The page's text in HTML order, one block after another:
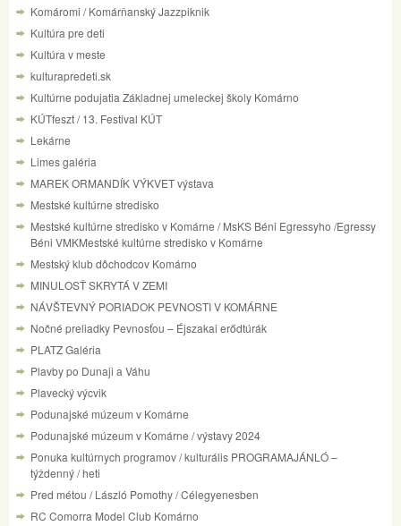
Komáromi / Komárňanský Jazzpiknik
Kultúra pre deti
Kultúra v meste
kulturapredeti.sk
Kultúrne podujatia Základnej umeleckej školy Komárno
KÚTfeszt / 13. Festival KÚT
Lekárne
Limes galéria
MAREK ORMANDÍK VÝKVET výstava
Mestské kultúrne stredisko
Mestské kultúrne stredisko v Komárne / MsKS Béni Egressyho /Egressy
Béni VMKMestské kultúrne stredisko v Komárne
Mestský klub dôchodcov Komárno
MINULOSŤ SKRYTÁ V ZEMI
NÁVŠTEVNÝ PORIADOK PEVNOSTI V KOMÁRNE
Nočné preliadky Pevnosťou – Éjszakai erődtúrák
PLATZ Galéria
Plavby po Dunaji a Váhu
Plavecký výcvik
Podunajské múzeum v Komárne
Podunajské múzeum v Komárne / výstavy 2024
Ponuka kultúrnych programov / kulturális PROGRAMAJÁNLÓ –
týždenný / heti
Pred métou / László Pomothy / Célegyenesben
RC Comorra Model Club Komárno